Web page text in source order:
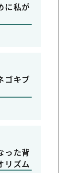
に私が
ゴキブ
った背
リズム